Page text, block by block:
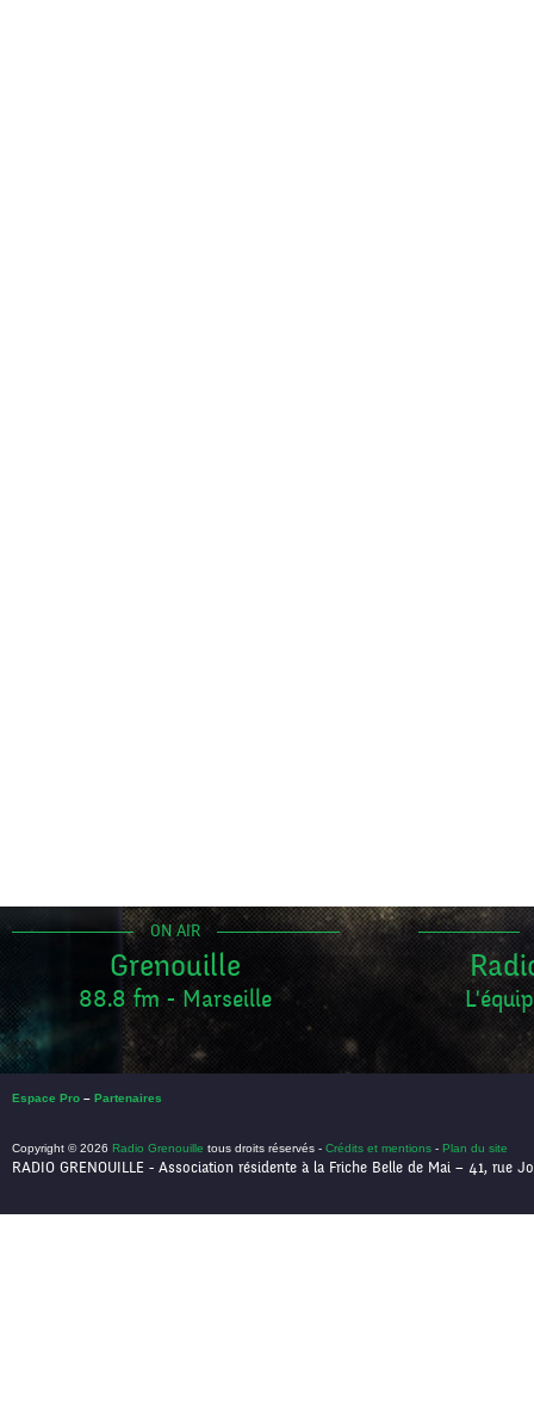
ON AIR
Grenouille
88.8 fm - Marseille
Espace Pro – Partenaires
Copyright © 2026 Radio Grenouille tous droits réservés - Crédits et mentions - Plan du site
RADIO GRENOUILLE - Association résidente à la Friche Belle de Mai – 41, rue